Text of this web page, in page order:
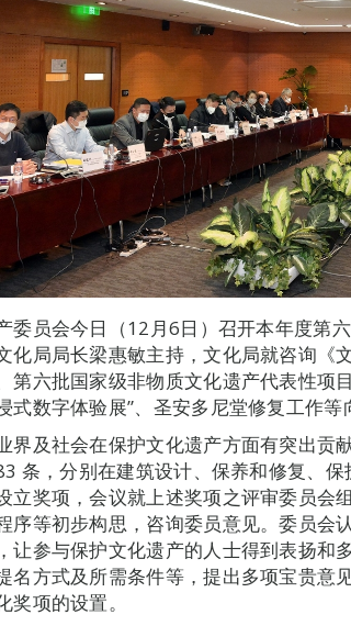
委员会今日（12月6日）召开本年度第
化局局长梁惠敏主持，文化局就咨询《
第六批国家级非物质文化遗产代表性项
式数字体验展”、圣安多尼堂修复工作等
界及社会在保护文化遗产方面有突出贡
条，分别在建筑设计、保养和修复、
立奖项，会议就上述奖项之评审委员会
序等初步构思，咨询委员意见。委员会
让参与保护文化遗产的人士得到表扬和
名方式及所需条件等，提出多项宝贵意
奖项的设置。